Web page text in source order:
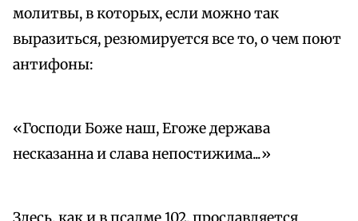
молитвы, в которых, если можно так
выразиться, резюмируется все то, о чем поют
антифоны:
«Господи Боже наш, Егоже держава
несказанна и слава непостижима...»